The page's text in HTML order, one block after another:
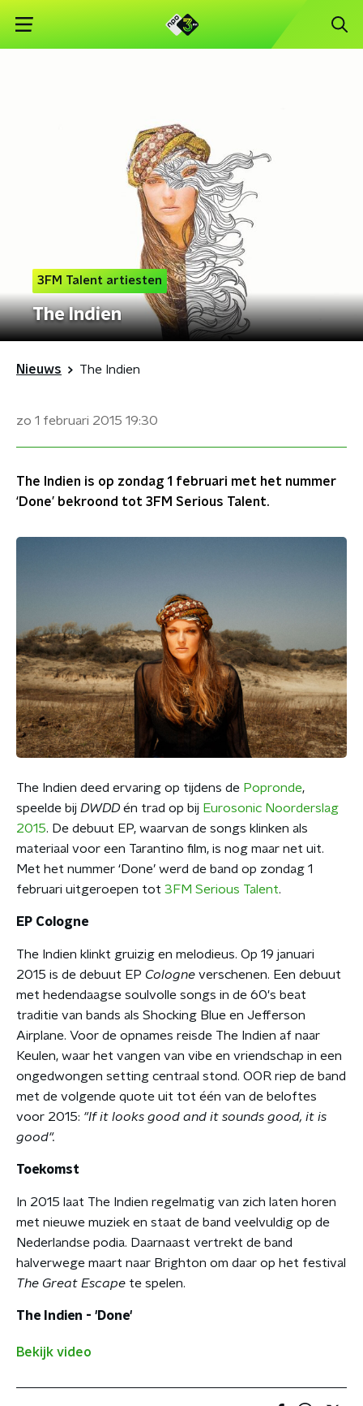
3FM Talent artiesten
The Indien
Nieuws The Indien
zo 1 februari 2015 19:30
The Indien is op zondag 1 februari met het nummer
‘Done’ bekroond tot 3FM Serious Talent.
The Indien deed ervaring op tijdens de Popronde,
speelde bij DWDD én trad op bij Eurosonic Noorderslag
2015. De debuut EP, waarvan de songs klinken als
materiaal voor een Tarantino film, is nog maar net uit.
Met het nummer ‘Done’ werd de band op zondag 1
februari uitgeroepen tot 3FM Serious Talent.
EP Cologne
The Indien klinkt gruizig en melodieus. Op 19 januari
2015 is de debuut EP Cologne verschenen. Een debuut
met hedendaagse soulvolle songs in de 60's beat
traditie van bands als Shocking Blue en Jefferson
Airplane. Voor de opnames reisde The Indien af naar
Keulen, waar het vangen van vibe en vriendschap in een
ongedwongen setting centraal stond. OOR riep de band
met de volgende quote uit tot één van de beloftes
voor 2015: "If it looks good and it sounds good, it is
good".
Toekomst
In 2015 laat The Indien regelmatig van zich laten horen
met nieuwe muziek en staat de band veelvuldig op de
Nederlandse podia. Daarnaast vertrekt de band
halverwege maart naar Brighton om daar op het festival
The Great Escape te spelen.
The Indien - 'Done'
Bekijk video